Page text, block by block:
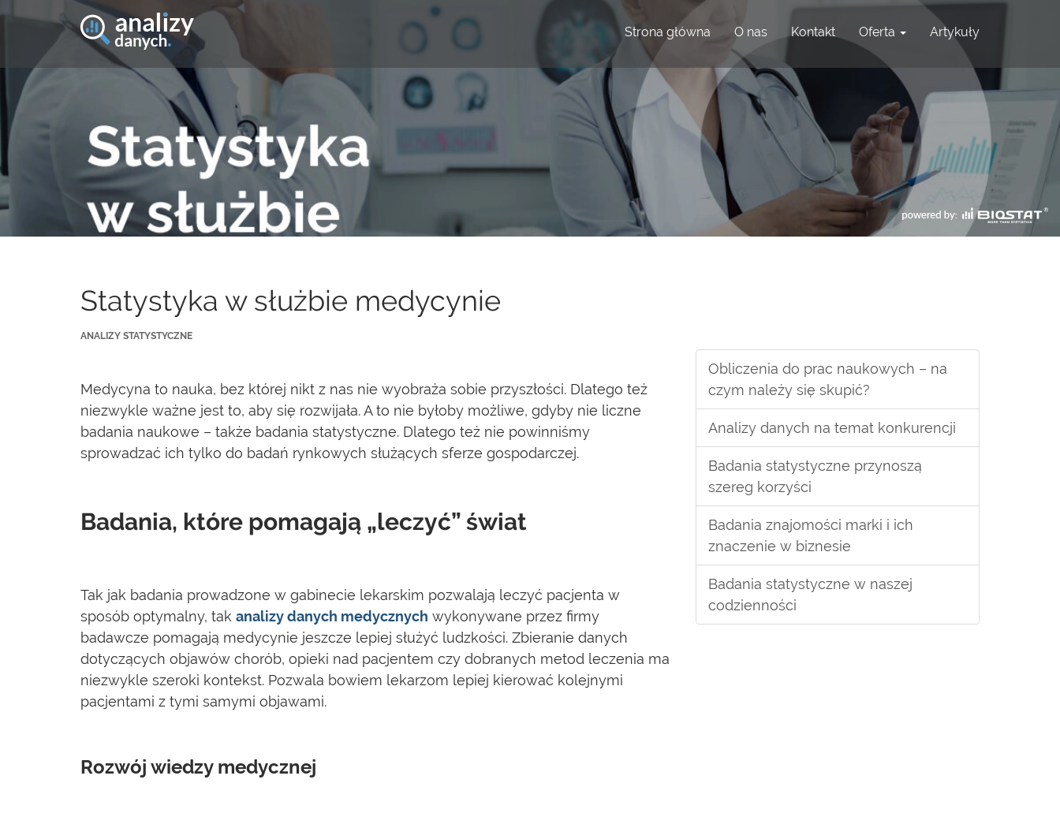
Strona główna O nas Kontakt Oferta Artykuły
Statystyka w służbie medycynie
ANALIZY STATYSTYCZNE
Medycyna to nauka, bez której nikt z nas nie wyobraża sobie przyszłości. Dlatego też
niezwykle ważne jest to, aby się rozwijała. A to nie byłoby możliwe, gdyby nie liczne
badania naukowe – także badania statystyczne. Dlatego też nie powinniśmy
sprowadzać ich tylko do badań rynkowych służących sferze gospodarczej.
Badania, które pomagają „leczyć” świat
Tak jak badania prowadzone w gabinecie lekarskim pozwalają leczyć pacjenta w
sposób optymalny, tak analizy danych medycznych wykonywane przez firmy
badawcze pomagają medycynie jeszcze lepiej służyć ludzkości. Zbieranie danych
dotyczących objawów chorób, opieki nad pacjentem czy dobranych metod leczenia ma
niezwykle szeroki kontekst. Pozwala bowiem lekarzom lepiej kierować kolejnymi
pacjentami z tymi samymi objawami.
Rozwój wiedzy medycznej
Obliczenia do prac naukowych – na
czym należy się skupić?
Analizy danych na temat konkurencji
Badania statystyczne przynoszą
szereg korzyści
Badania znajomości marki i ich
znaczenie w biznesie
Badania statystyczne w naszej
codzienności